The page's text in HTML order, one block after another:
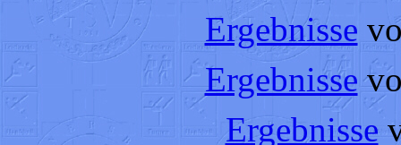
Ergebnisse
Ergebnisse
Ergebnisse